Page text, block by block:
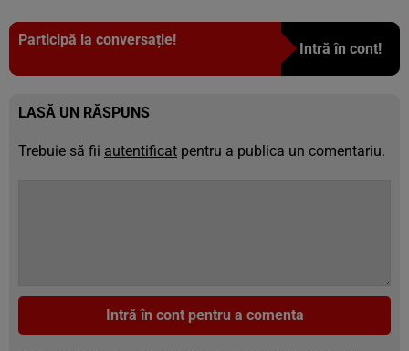
Participă la conversație!
Intră în cont!
LASĂ UN RĂSPUNS
Trebuie să fii autentificat pentru a publica un comentariu.
Intră în cont pentru a comenta